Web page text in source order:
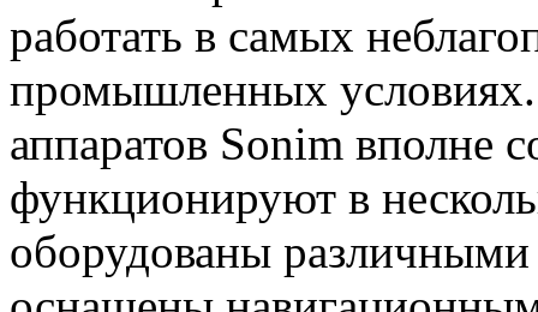
работать в самых
промышленных
аппаратов Sonim вполне
функционируют в
оборудованы